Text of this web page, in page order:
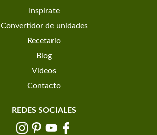
Inspírate
Convertidor de unidades
Recetario
Blog
Videos
Contacto
REDES SOCIALES